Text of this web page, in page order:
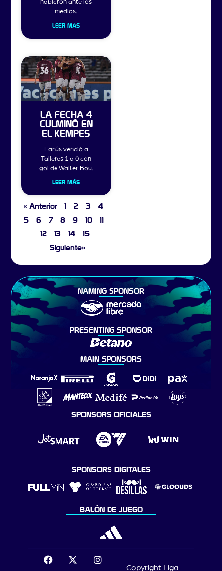
hablaron ante los
medios.
LEER MÁS
LA FECHA 4
CULMINÓ EN
EL KEMPES
Lanús venció a
Talleres 1 a 0 con
gol de Walter Bou.
LEER MÁS
« Anterior 1 2 3
4
5
6 7 8 9 10
11
12
13 14
15
Siguiente»
NAMING SPONSOR
PRESENTING SPONSOR
MAIN SPONSORS
SPONSORS OFICIALES
SPONSORS DIGITALES
BALÓN DE JUEGO
Copyright Liga